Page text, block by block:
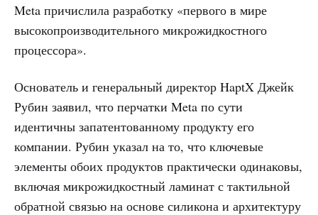
Meta причислила разработку «первого в мире
высокопроизводительного микрожидкостного
процессора».
Основатель и генеральный директор HaptX Джейк
Рубин заявил, что перчатки Meta по сути
идентичны запатентованному продукту его
компании. Рубин указал на то, что ключевые
элементы обоих продуктов практически одинаковы,
включая микрожидкостный ламинат с тактильной
обратной связью на основе силикона и архитектуру